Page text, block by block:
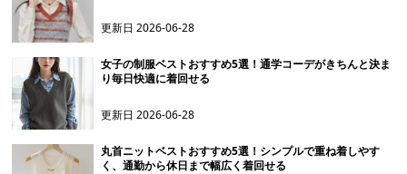
更新日2026-06-28
女子の制服ベストおすすめ5選！通学コーデがきちんと決ま
り毎日快適に着回せる
更新日2026-06-28
丸首ニットベストおすすめ5選！シンプルで重ね着しやす
く、通勤から休日まで幅広く着回せる